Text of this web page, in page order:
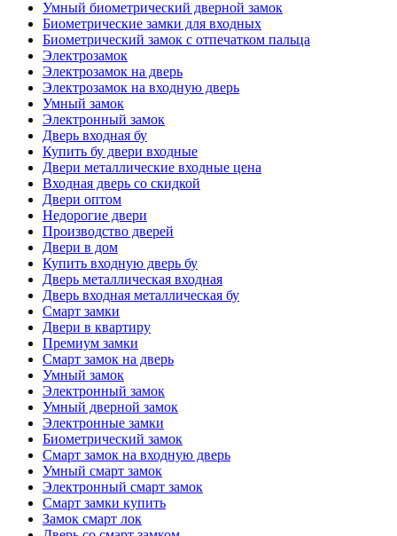
Умный биометрический дверной замок
Биометрические замки для входных
Биометрический замок с отпечатком пальца
Электрозамок
Электрозамок на дверь
Электрозамок на входную дверь
Умный замок
Электронный замок
Дверь входная бу
Купить бу двери входные
Двери металлические входные цена
Входная дверь со скидкой
Двери оптом
Недорогие двери
Производство дверей
Двери в дом
Купить входную дверь бу
Дверь металлическая входная
Дверь входная металлическая бу
Смарт замки
Двери в квартиру
Премиум замки
Смарт замок на дверь
Умный замок
Электронный замок
Умный дверной замок
Электронные замки
Биометрический замок
Смарт замок на входную дверь
Умный смарт замок
Электронный смарт замок
Смарт замки купить
Замок смарт лок